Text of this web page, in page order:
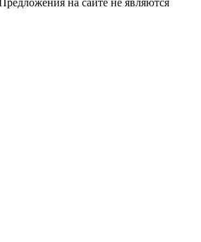
на сайте не являются